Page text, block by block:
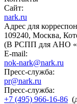
Сайт:
nark.ru
Адрес для
109240, Москва,
(В РСПП для АНО
E-mail:
nok-nark@nark.ru
Пресс-служба:
pr@nark.ru
Пресс-служба:
+7 (495) 966-16-86